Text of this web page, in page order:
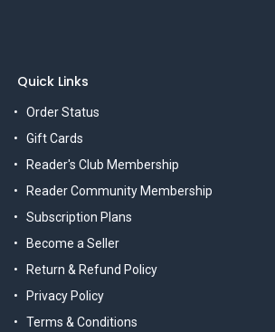
Quick Links
Order Status
Gift Cards
Reader's Club Membership
Reader Community Membership
Subscription Plans
Become a Seller
Return & Refund Policy
Privacy Policy
Terms & Conditions